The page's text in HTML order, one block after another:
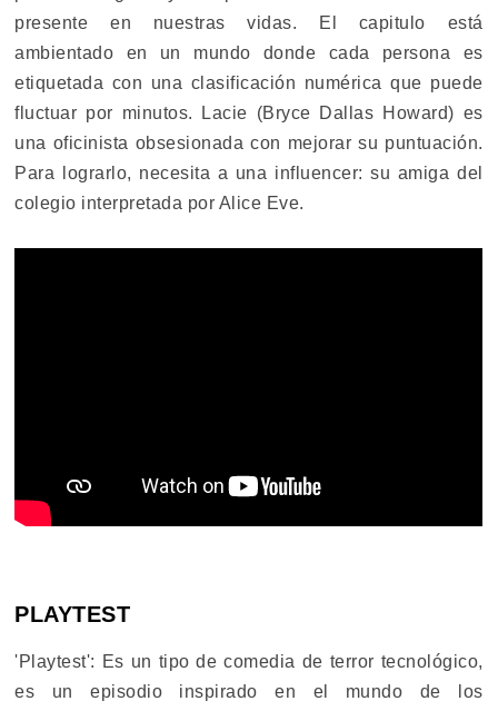
presente en nuestras vidas. El capitulo está
ambientado en un mundo donde cada persona es
etiquetada con una clasificación numérica que puede
fluctuar por minutos. Lacie (Bryce Dallas Howard) es
una oficinista obsesionada con mejorar su puntuación.
Para lograrlo, necesita a una influencer: su amiga del
colegio interpretada por Alice Eve.
PLAYTEST
'Playtest': Es un tipo de comedia de terror tecnológico,
es un episodio inspirado en el mundo de los